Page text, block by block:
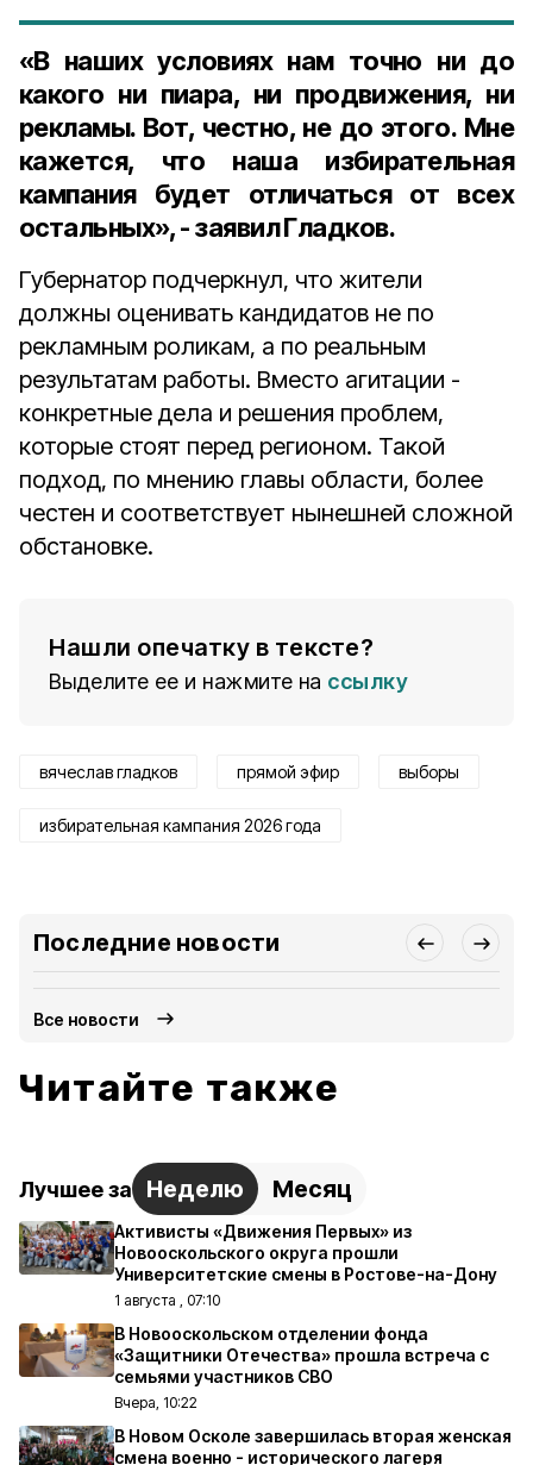
«В наших условиях нам точно ни до
какого ни пиара, ни продвижения, ни
рекламы. Вот, честно, не до этого. Мне
кажется, что наша избирательная
кампания будет отличаться от всех
остальных», - заявил Гладков.
Губернатор подчеркнул, что жители
должны оценивать кандидатов не по
рекламным роликам, а по реальным
результатам работы. Вместо агитации -
конкретные дела и решения проблем,
которые стоят перед регионом. Такой
подход, по мнению главы области, более
честен и соответствует нынешней сложной
обстановке.
Нашли опечатку в тексте?
Выделите ее и нажмите на ссылку
вячеслав гладков прямой эфир выборы
избирательная кампания 2026 года
Последние новости
Все новости
Читайте также
Лучшее за Неделю Месяц
Активисты «Движения Первых» из
Новооскольского округа прошли
Университетские смены в Ростове-на-Дону
1 августа , 07:10
В Новооскольском отделении фонда
«Защитники Отечества» прошла встреча с
семьями участников СВО
Вчера, 10:22
В Новом Осколе завершилась вторая женская
смена военно - исторического лагеря